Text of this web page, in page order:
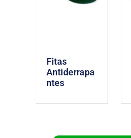
Fitas
Antiderrapa
ntes